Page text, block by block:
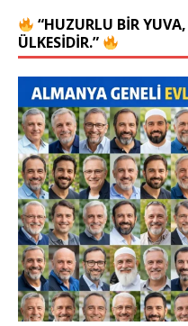
“HUZURLU BIR
ÜLKESIDIR.”